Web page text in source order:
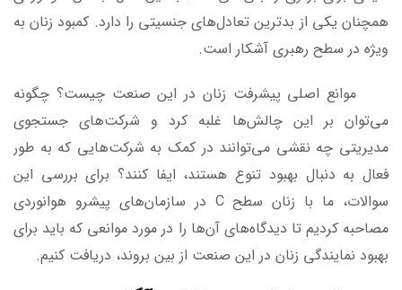
همچنان یکی از بدترین تعادل‌های جنسیتی را دارد. کمبود زنان به
ویژه در سطح رهبری آشکار است.
موانع اصلی پیشرفت زنان در این صنعت چیست؟ چگونه
می‌توان بر این چالش‌ها غلبه کرد و شرکت‌های جستجوی
مدیریتی چه نقشی می‌توانند در کمک به شرکت‌هایی که به طور
فعال به دنبال بهبود تنوع هستند، ایفا کنند؟ برای بررسی این
سوالات، ما با زنان سطح C در سازمان‌های پیشرو هوانوردی
مصاحبه کردیم تا دیدگاه‌های آن‌ها را در مورد موانعی که باید برای
بهبود نمایندگی زنان در این صنعت از بین بروند، دریافت کنیم.